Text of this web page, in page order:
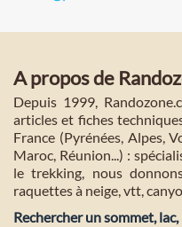
A propos de
Depuis 1999,
articles et fiches
France (Pyrénées, Alpes,
Maroc, Réunion...) :
le trekking, nous
raquettes à neige, vtt,
Rechercher un sommet, lac,